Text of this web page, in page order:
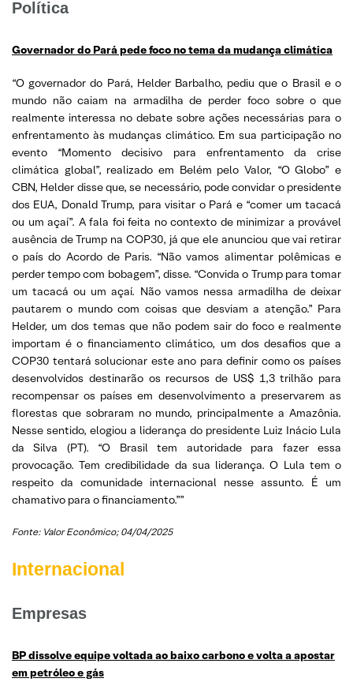
Política
Governador do Pará pede foco no tema da mudança climática
“O governador do Pará, Helder Barbalho, pediu que o Brasil e o
mundo não caiam na armadilha de perder foco sobre o que
realmente interessa no debate sobre ações necessárias para o
enfrentamento às mudanças climático. Em sua participação no
evento “Momento decisivo para enfrentamento da crise
climática global”, realizado em Belém pelo Valor, “O Globo” e
CBN, Helder disse que, se necessário, pode convidar o presidente
dos EUA, Donald Trump, para visitar o Pará e “comer um tacacá
ou um açaí”. A fala foi feita no contexto de minimizar a provável
ausência de Trump na COP30, já que ele anunciou que vai retirar
o país do Acordo de Paris. “Não vamos alimentar polêmicas e
perder tempo com bobagem”, disse. “Convida o Trump para tomar
um tacacá ou um açaí. Não vamos nessa armadilha de deixar
pautarem o mundo com coisas que desviam a atenção.” Para
Helder, um dos temas que não podem sair do foco e realmente
importam é o financiamento climático, um dos desafios que a
COP30 tentará solucionar este ano para definir como os países
desenvolvidos destinarão os recursos de US$ 1,3 trilhão para
recompensar os países em desenvolvimento a preservarem as
florestas que sobraram no mundo, principalmente a Amazônia.
Nesse sentido, elogiou a liderança do presidente Luiz Inácio Lula
da Silva (PT). “O Brasil tem autoridade para fazer essa
provocação. Tem credibilidade da sua liderança. O Lula tem o
respeito da comunidade internacional nesse assunto. É um
chamativo para o financiamento.””
Fonte: Valor Econômico; 04/04/2025
Internacional
Empresas
BP dissolve equipe voltada ao baixo carbono e volta a apostar
em petróleo e gás